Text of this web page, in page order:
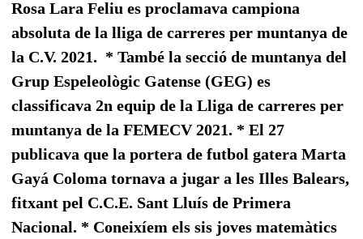
Rosa Lara Feliu es proclamava campiona
absoluta de la lliga de carreres per muntanya de
la C.V. 2021. * També la secció de muntanya del
Grup Espeleològic Gatense (GEG) es
classificava 2n equip de la Lliga de carreres per
muntanya de la FEMECV 2021. * El 27
publicava que la portera de futbol gatera Marta
Gayá Coloma tornava a jugar a les Illes Balears,
fitxant pel C.C.E. Sant Lluís de Primera
Nacional. * Coneixíem els sis joves matemàtics